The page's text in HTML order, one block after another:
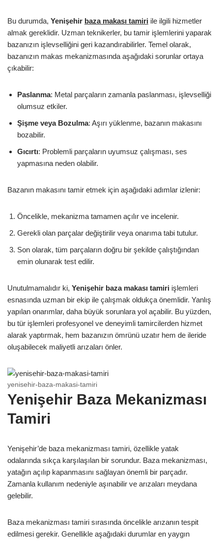
Bu durumda, Yenişehir baza makası tamiri ile ilgili hizmetler
almak gereklidir. Uzman teknikerler, bu tamir işlemlerini yaparak
bazanızın işlevselliğini geri kazandırabilirler. Temel olarak,
bazanızın makas mekanizmasında aşağıdaki sorunlar ortaya
çıkabilir:
Paslanma: Metal parçaların zamanla paslanması, işlevselliği
olumsuz etkiler.
Şişme veya Bozulma: Aşırı yüklenme, bazanın makasını
bozabilir.
Gıcırtı: Problemli parçaların uyumsuz çalışması, ses
yapmasına neden olabilir.
Bazanın makasını tamir etmek için aşağıdaki adımlar izlenir:
Öncelikle, mekanizma tamamen açılır ve incelenir.
Gerekli olan parçalar değiştirilir veya onarıma tabi tutulur.
Son olarak, tüm parçaların doğru bir şekilde çalıştığından
emin olunarak test edilir.
Unutulmamalıdır ki, Yenişehir baza makası tamiri işlemleri
esnasında uzman bir ekip ile çalışmak oldukça önemlidir. Yanlış
yapılan onarımlar, daha büyük sorunlara yol açabilir. Bu yüzden,
bu tür işlemleri profesyonel ve deneyimli tamircilerden hizmet
alarak yaptırmak, hem bazanızın ömrünü uzatır hem de ileride
oluşabilecek maliyetli arızaları önler.
yenisehir-baza-makasi-tamiri
Yenişehir Baza Mekanizması
Tamiri
Yenişehir’de baza mekanizması tamiri, özellikle yatak
odalarında sıkça karşılaşılan bir sorundur. Baza mekanizması,
yatağın açılıp kapanmasını sağlayan önemli bir parçadır.
Zamanla kullanım nedeniyle aşınabilir ve arızaları meydana
gelebilir.
Baza mekanizması tamiri sırasında öncelikle arızanın tespit
edilmesi gerekir. Genellikle aşağıdaki durumlar en yaygın